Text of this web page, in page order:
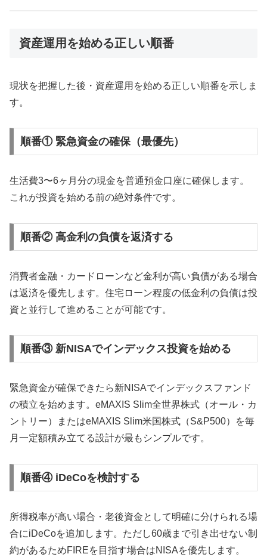
資産運用を始める正しい順番
現状を把握した後・資産運用を始める正しい順番を示しま
す。
順番① 緊急資金の確保（最優先）
生活費3〜6ヶ月分の現金を普通預金口座に確保します。
これが投資を始める前の絶対条件です。
順番② 高金利の負債を返済する
消費者金融・カードローンなど金利が高い負債がある場合
は返済を優先します。住宅ローン程度の低金利の負債は投
資と並行して進めることが可能です。
順番③ 新NISAでインデックス投資を始める
緊急資金が確保できたら新NISAでインデックスファンド
の積立を始めます。eMAXIS Slim全世界株式（オール・カ
ントリー）またはeMAXIS Slim米国株式（S&P500）を毎
月一定額積み立てる設計が最もシンプルです。
順番④ iDeCoを検討する
所得税率が高い場合・老後資金として明確に分けられる場
合にiDeCoを追加します。ただし60歳まで引き出せない制
約があるためFIREを目指す場合はNISAを優先します。